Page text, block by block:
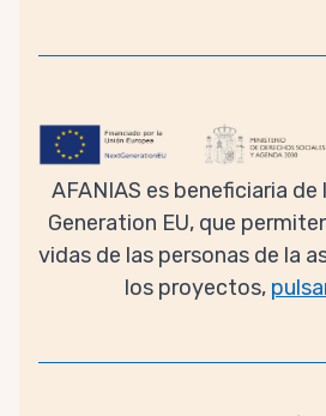
AFANIAS es beneficiaria
Generation EU, que
vidas de las personas de la
los proyectos,